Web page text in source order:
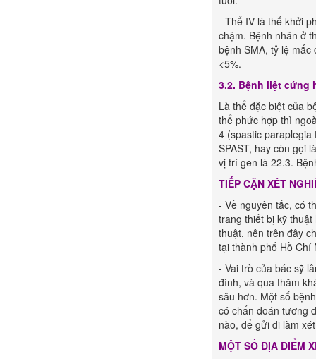
- Thể IV là thể khởi
chậm. Bệnh nhân ở
bệnh SMA, tỷ lệ mắc
<5%.
3.2. Bệnh liệt cứng
Là thể đặc biệt của
thể phức hợp thì
4 (spastic
SPAST, hay còn gọi
vị trí gen là 22.3.
TIẾP CẬN XÉT
- Về nguyên tắc, có
trang thiết bị kỹ
thuật, nên trên đây
tại thành phố Hồ Chí
- Vai trò của bác sỹ
đình, và qua thăm
sâu hơn. Một số
có chẩn đoán tương
nào, để gửi đi làm
MỘT SỐ ĐỊA ĐIỂM